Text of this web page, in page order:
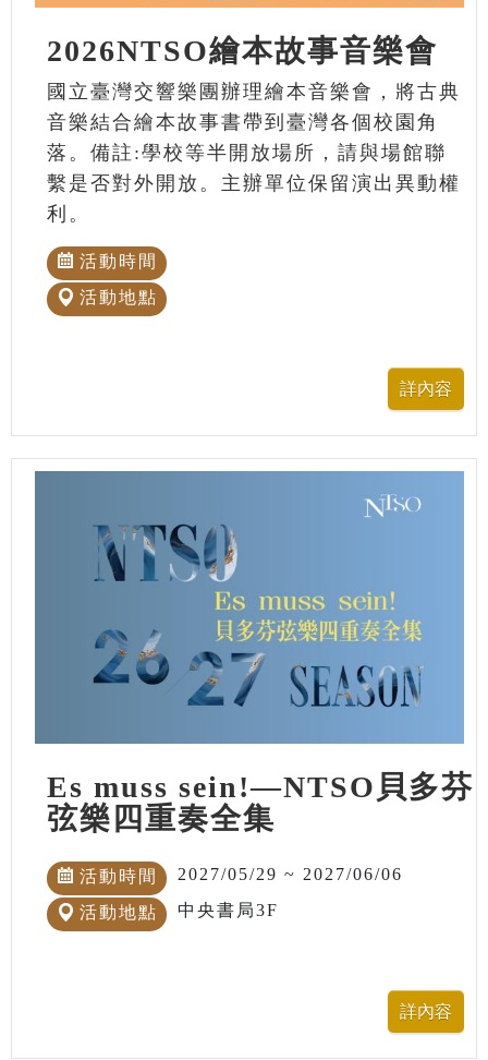
2026NTSO繪本故事音樂會
國立臺灣交響樂團辦理繪本音樂會，將古典
音樂結合繪本故事書帶到臺灣各個校園角
落。備註:學校等半開放場所，請與場館聯
繫是否對外開放。主辦單位保留演出異動權
利。
活動時間
活動地點
Es muss sein!—NTSO貝多芬
弦樂四重奏全集
活動時間 2027/05/29 ~ 2027/06/06
活動地點 中央書局3F